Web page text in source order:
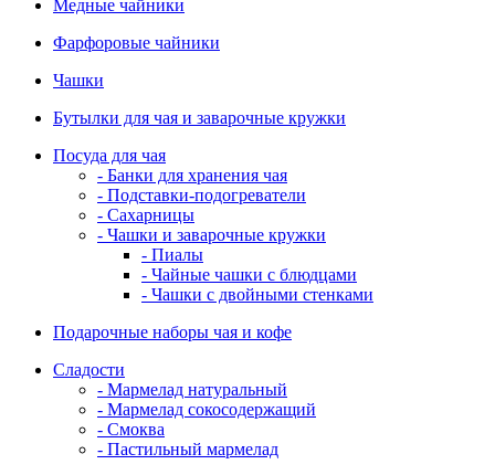
Медные чайники
Фарфоровые чайники
Чашки
Бутылки для чая и заварочные кружки
Посуда для чая
- Банки для хранения чая
- Подставки-подогреватели
- Сахарницы
- Чашки и заварочные кружки
- Пиалы
- Чайные чашки с блюдцами
- Чашки с двойными стенками
Подарочные наборы чая и кофе
Сладости
- Мармелад натуральный
- Мармелад сокосодержащий
- Смоква
- Пастильный мармелад